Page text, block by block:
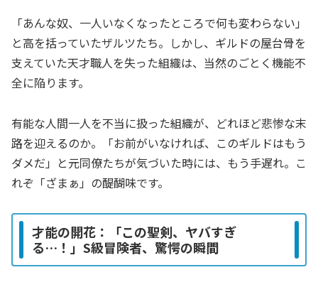
「あんな奴、一人いなくなったところで何も変わらない」
と高を括っていたザルツたち。しかし、ギルドの屋台骨を
支えていた天才職人を失った組織は、当然のごとく機能不
全に陥ります。
有能な人間一人を不当に扱った組織が、どれほど悲惨な末
路を迎えるのか。「お前がいなければ、このギルドはもう
ダメだ」と元同僚たちが気づいた時には、もう手遅れ。こ
れぞ「ざまぁ」の醍醐味です。
才能の開花：「この聖剣、ヤバすぎ
る…！」S級冒険者、驚愕の瞬間